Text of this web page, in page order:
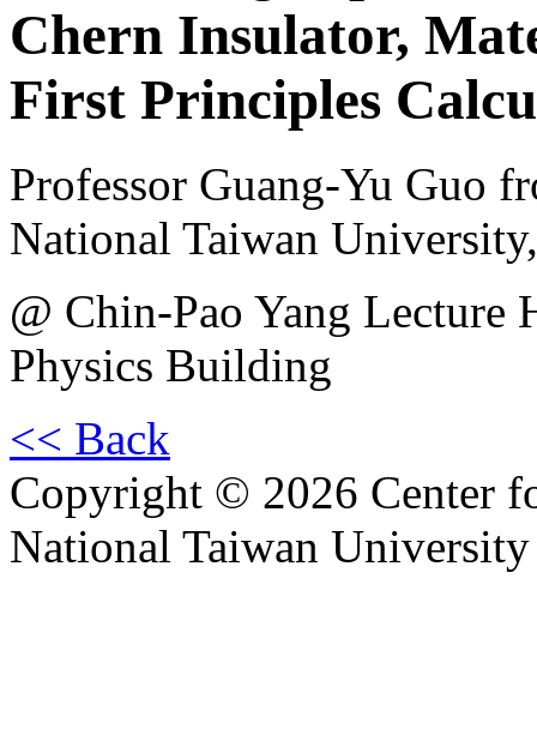
Chern Insulator,
First Principles
Professor Guang-Yu Guo
National Taiwan
@ Chin-Pao Yang
Physics Building
<< Back
Copyright © 2026 Center
National Taiwan University